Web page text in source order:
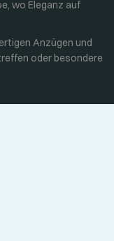
wo Eleganz auf
Anzügen und
oder besondere